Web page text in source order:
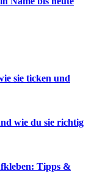
sie ticken und
wie du sie richtig
Tipps &